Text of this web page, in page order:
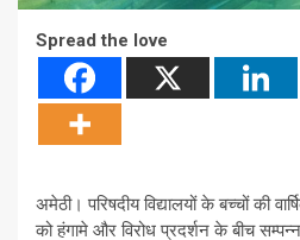
Spread the love
अमेठी। परिषदीय विद्यालयों के बच्चों की
को हंगामे और विरोध प्रदर्शन के बीच